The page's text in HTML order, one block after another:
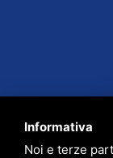
Informativa
Noi e terze